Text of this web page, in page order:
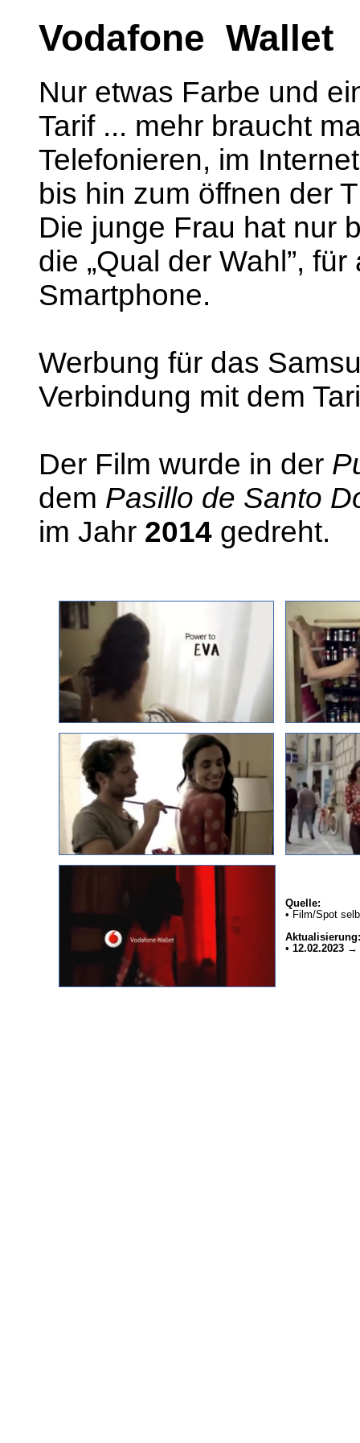
Vodafone Wallet
Nur etwas Farbe und
Tarif ... mehr braucht
Telefonieren, im
bis hin zum öffnen der
Die junge Frau hat nur
die „Qual der Wahl”,
Smartphone.
Werbung für das
Verbindung mit dem
Der Film wurde in der
dem Pasillo de Santo
im Jahr 2014 gedreht.
Quelle:
• Film/Spot
Aktualisierung:
• 12.02.2023 →